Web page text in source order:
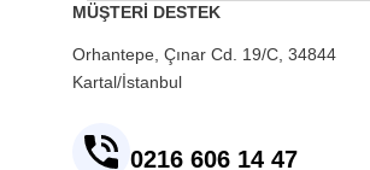
MÜŞTERİ DESTEK
Orhantepe, Çınar Cd. 19/C, 34844
Kartal/İstanbul
0216 606 14 47